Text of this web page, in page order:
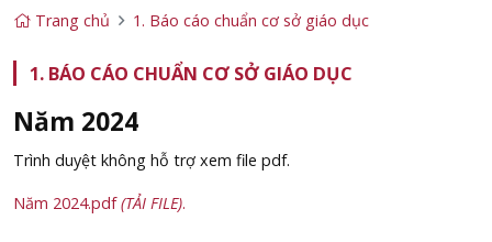
Trang chủ 1. Báo cáo chuẩn cơ sở giáo dục
1. BÁO CÁO CHUẨN CƠ SỞ GIÁO DỤC
Năm 2024
Trình duyệt không hỗ trợ xem file pdf.
Năm 2024.pdf(TẢI FILE).